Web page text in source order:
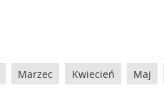
Marzec Kwiecień Maj